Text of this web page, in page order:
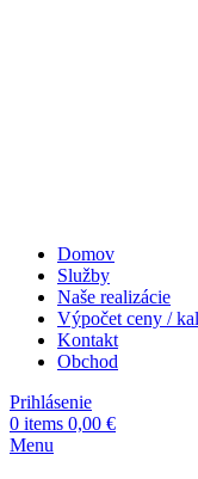
Domov
Služby
Naše realizácie
Výpočet ceny /
Kontakt
Obchod
Prihlásenie
0 items 0,00 €
Menu